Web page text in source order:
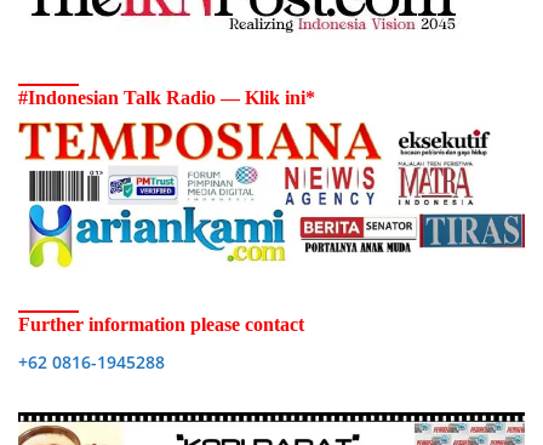
#Indonesian Talk Radio — Klik ini*
Further information please contact
+62 0816-1945288